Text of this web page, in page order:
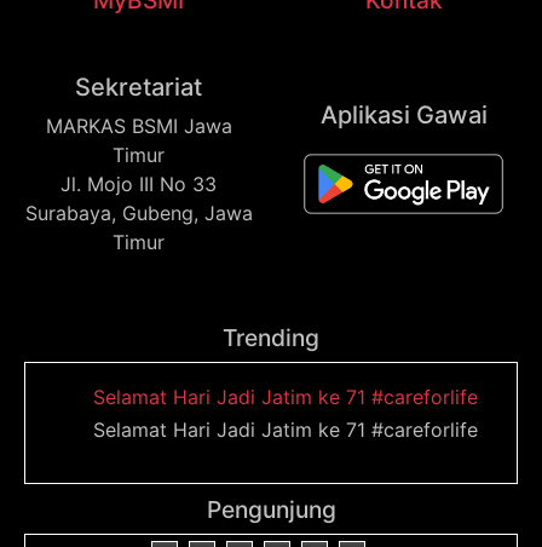
Sekretariat
MARKAS BSMI Jawa
Timur
Jl. Mojo III No 33
Surabaya, Gubeng, Jawa
Timur
Aplikasi Gawai
Trending
Selamat Hari Jadi Jatim ke 71 #careforlife
Selamat Hari Jadi Jatim ke 71 #careforlife
Pengunjung